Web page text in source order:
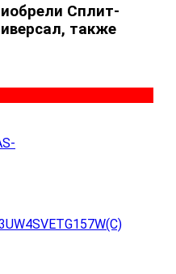
Сплит-
также